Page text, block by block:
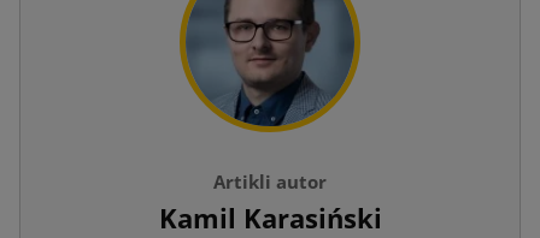
Artikli autor
Kamil Karasiński